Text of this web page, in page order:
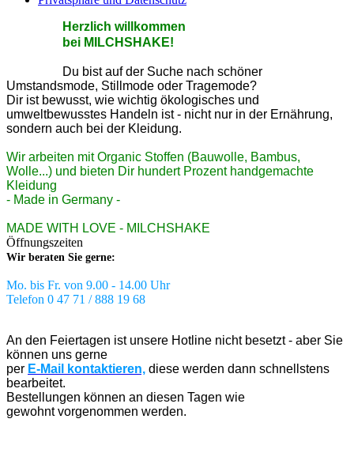
Herzlich willkommen
bei MILCHSHAKE!
Du bist auf der Suche nach schöner
Umstandsmode, Stillmode oder Tragemode?
Dir ist bewusst, wie wichtig ökologisches und
umweltbewusstes Handeln ist - nicht nur in der Ernährung,
sondern auch bei der Kleidung.
Wir arbeiten mit Organic Stoffen (Bauwolle, Bambus,
Wolle...) und bieten Dir hundert Prozent handgemachte
Kleidung
- Made in Germany -
MADE WITH LOVE - MILCHSHAKE
Öffnungszeiten
Wir beraten Sie gerne:
Mo. bis Fr. von 9.00 - 14.00 Uhr
Telefon 0 47 71 / 888 19 68
An den Feiertagen ist unsere Hotline nicht besetzt - aber Sie
können uns gerne
per E-Mail kontaktieren, diese werden dann schnellstens
bearbeitet.
Bestellungen können an diesen Tagen wie
gewohnt vorgenommen werden.